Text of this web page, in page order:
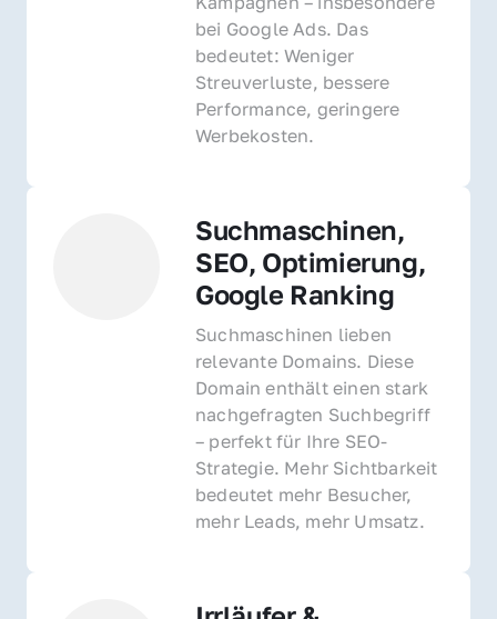
bei Google Ads. Das
bedeutet: Weniger
Streuverluste, bessere
Performance, geringere
Werbekosten.
Suchmaschinen,
SEO, Optimierung,
Google Ranking
Suchmaschinen lieben
relevante Domains. Diese
Domain enthält einen stark
nachgefragten Suchbegriff
– perfekt für Ihre SEO-
Strategie. Mehr Sichtbarkeit
bedeutet mehr Besucher,
mehr Leads, mehr Umsatz.